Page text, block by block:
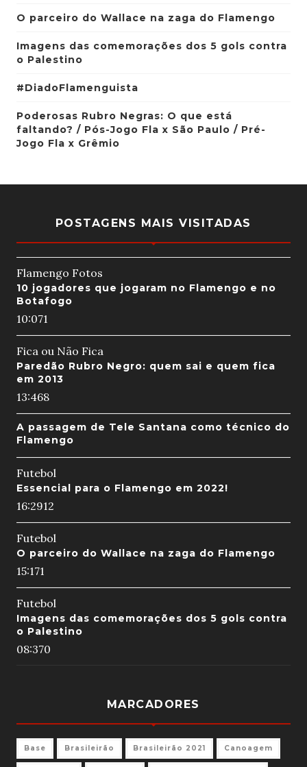
O parceiro do Wallace na zaga do Flamengo
Imagens das comemorações dos 5 gols contra
o Palestino
#DiadoFlamenguista
Poderosas Rubro Negras: O que está
faltando? / Pós-Jogo Fla x São Paulo / Pré-
Jogo Fla x Grêmio
POSTAGENS MAIS VISITADAS
Flamengo Fotos
10 jogadores que jogaram no Flamengo e no
Botafogo
10:071
Fica ou Não Fica
Paredão Rubro Negro: quem sai e quem fica
em 2013
13:468
A passagem de Tele Santana como técnico do
Flamengo
Futebol
Essencial para o Flamengo em 2022!
16:2912
Futebol
O parceiro do Wallace na zaga do Flamengo
15:171
Futebol
Imagens das comemorações dos 5 gols contra
o Palestino
08:370
MARCADORES
Base Brasileirão Brasileirão 2021 Canoagem